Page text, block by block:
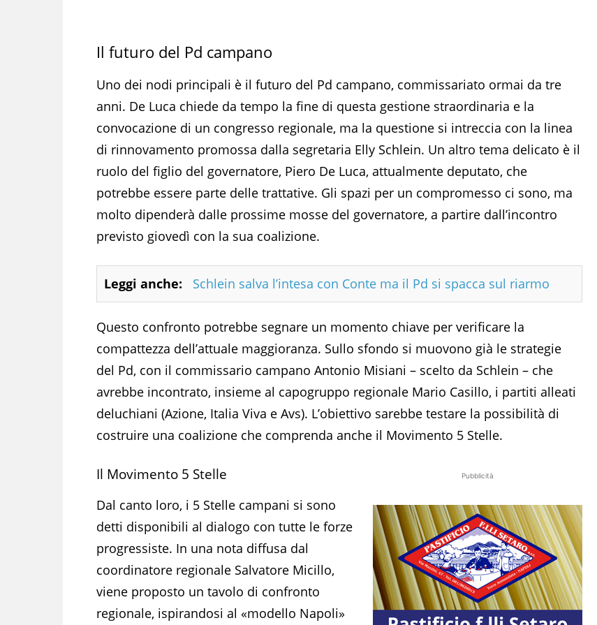
Il futuro del Pd campano
Uno dei nodi principali è il futuro del Pd campano, commissariato ormai da tre
anni. De Luca chiede da tempo la fine di questa gestione straordinaria e la
convocazione di un congresso regionale, ma la questione si intreccia con la linea
di rinnovamento promossa dalla segretaria Elly Schlein. Un altro tema delicato è il
ruolo del figlio del governatore, Piero De Luca, attualmente deputato, che
potrebbe essere parte delle trattative. Gli spazi per un compromesso ci sono, ma
molto dipenderà dalle prossime mosse del governatore, a partire dall’incontro
previsto giovedì con la sua coalizione.
Leggi anche: Schlein salva l’intesa con Conte ma il Pd si spacca sul riarmo
Questo confronto potrebbe segnare un momento chiave per verificare la
compattezza dell’attuale maggioranza. Sullo sfondo si muovono già le strategie
del Pd, con il commissario campano Antonio Misiani – scelto da Schlein – che
avrebbe incontrato, insieme al capogruppo regionale Mario Casillo, i partiti alleati
deluchiani (Azione, Italia Viva e Avs). L’obiettivo sarebbe testare la possibilità di
costruire una coalizione che comprenda anche il Movimento 5 Stelle.
Pubblicità
Il Movimento 5 Stelle
Dal canto loro, i 5 Stelle campani si sono
detti disponibili al dialogo con tutte le forze
progressiste. In una nota diffusa dal
coordinatore regionale Salvatore Micillo,
viene proposto un tavolo di confronto
regionale, ispirandosi al «modello Napoli»